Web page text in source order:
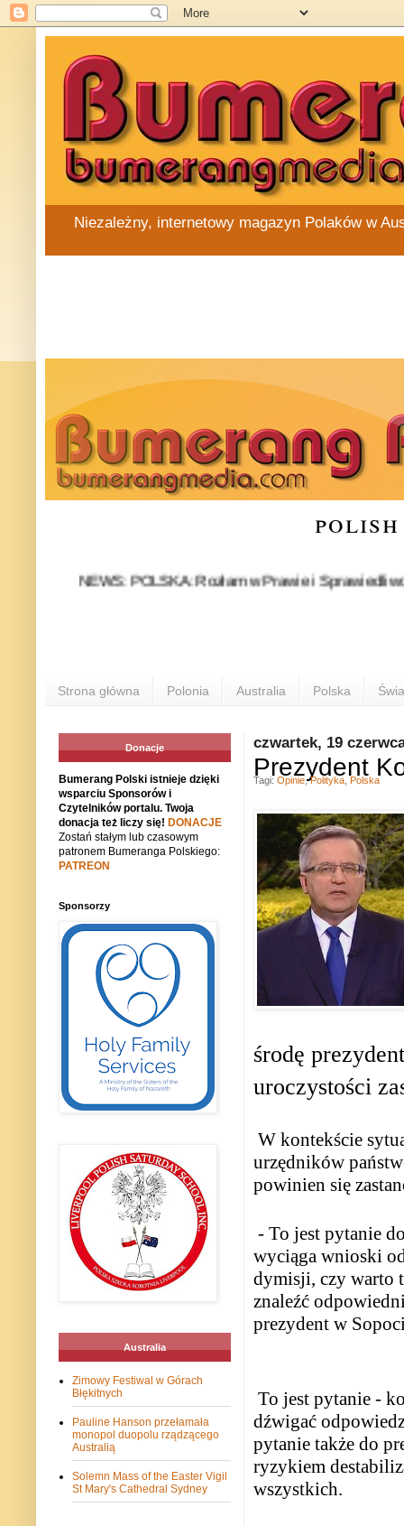
Niezależny, internetowy magazyn Polaków w
NEWS: POLSKA: Rozłam w Prawie i Sprawiedliwości
Strona główna Polonia Australia Polska
czwartek, 19
Prezydent
środę
uroczystości
W kontekście
urzędników
powinien się
- To jest pytanie
wyciąga wnioski
dymisji, czy warto
znaleźć
prezydent w
To jest pytanie -
dźwigać
pytanie także do
ryzykiem
wszystkich.
Tagi: Opinie,Polityka Polska
Donacje
Bumerang Polski istnieje dzięki
wsparciu Sponsorów i
Czytelników portalu. Twoja
donacja też liczy się! DONACJE
Zostań stałym lub czasowym
patronem Bumeranga Polskiego:
PATREON
Sponsorzy
Australia
Zimowy Festiwal w Górach
Błękitnych
Pauline Hanson przełamała
monopol duopolu rządzącego
Australią
Solemn Mass of the Easter Vigil
St Mary's Cathedral Sydney